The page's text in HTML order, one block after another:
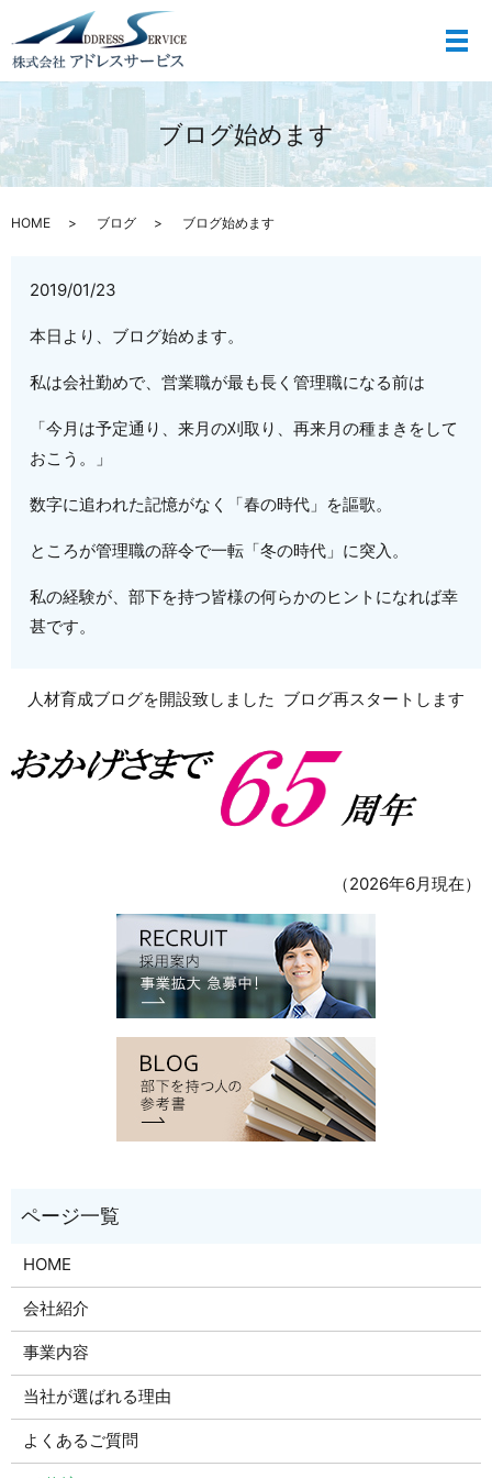
メ
ブログ始めます
HOME ブログ ブログ始めます
2019/01/23
本日より、ブログ始めます。
私は会社勤めで、営業職が最も長く管理職になる前は
「今月は予定通り、来月の刈取り、再来月の種まきをして
おこう。」
数字に追われた記憶がなく「春の時代」を謳歌。
ところが管理職の辞令で一転「冬の時代」に突入。
私の経験が、部下を持つ皆様の何らかのヒントになれば幸
甚です。
人材育成ブログを開設致しました ブログ再スタートします
（2026年6月現在）
HOME
会社紹介
事業内容
当社が選ばれる理由
よくあるご質問